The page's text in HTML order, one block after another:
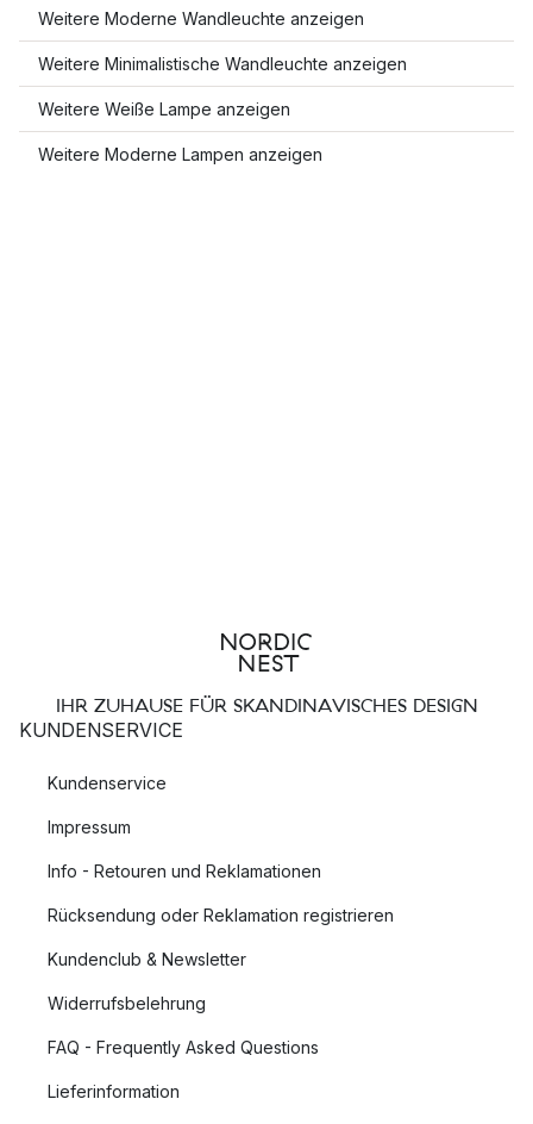
Weitere Moderne Wandleuchte anzeigen
Weitere Minimalistische Wandleuchte anzeigen
Weitere Weiße Lampe anzeigen
Weitere Moderne Lampen anzeigen
IHR ZUHAUSE FÜR SKANDINAVISCHES DESIGN
KUNDENSERVICE
Kundenservice
Impressum
Info - Retouren und Reklamationen
Rücksendung oder Reklamation registrieren
Kundenclub & Newsletter
Widerrufsbelehrung
FAQ - Frequently Asked Questions
Lieferinformation